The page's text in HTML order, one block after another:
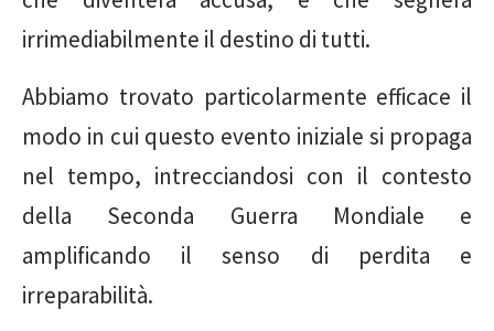
irrimediabilmente il destino di tutti.
Abbiamo trovato particolarmente efficace il
modo in cui questo evento iniziale si propaga
nel tempo, intrecciandosi con il contesto
della Seconda Guerra Mondiale e
amplificando il senso di perdita e
irreparabilità.